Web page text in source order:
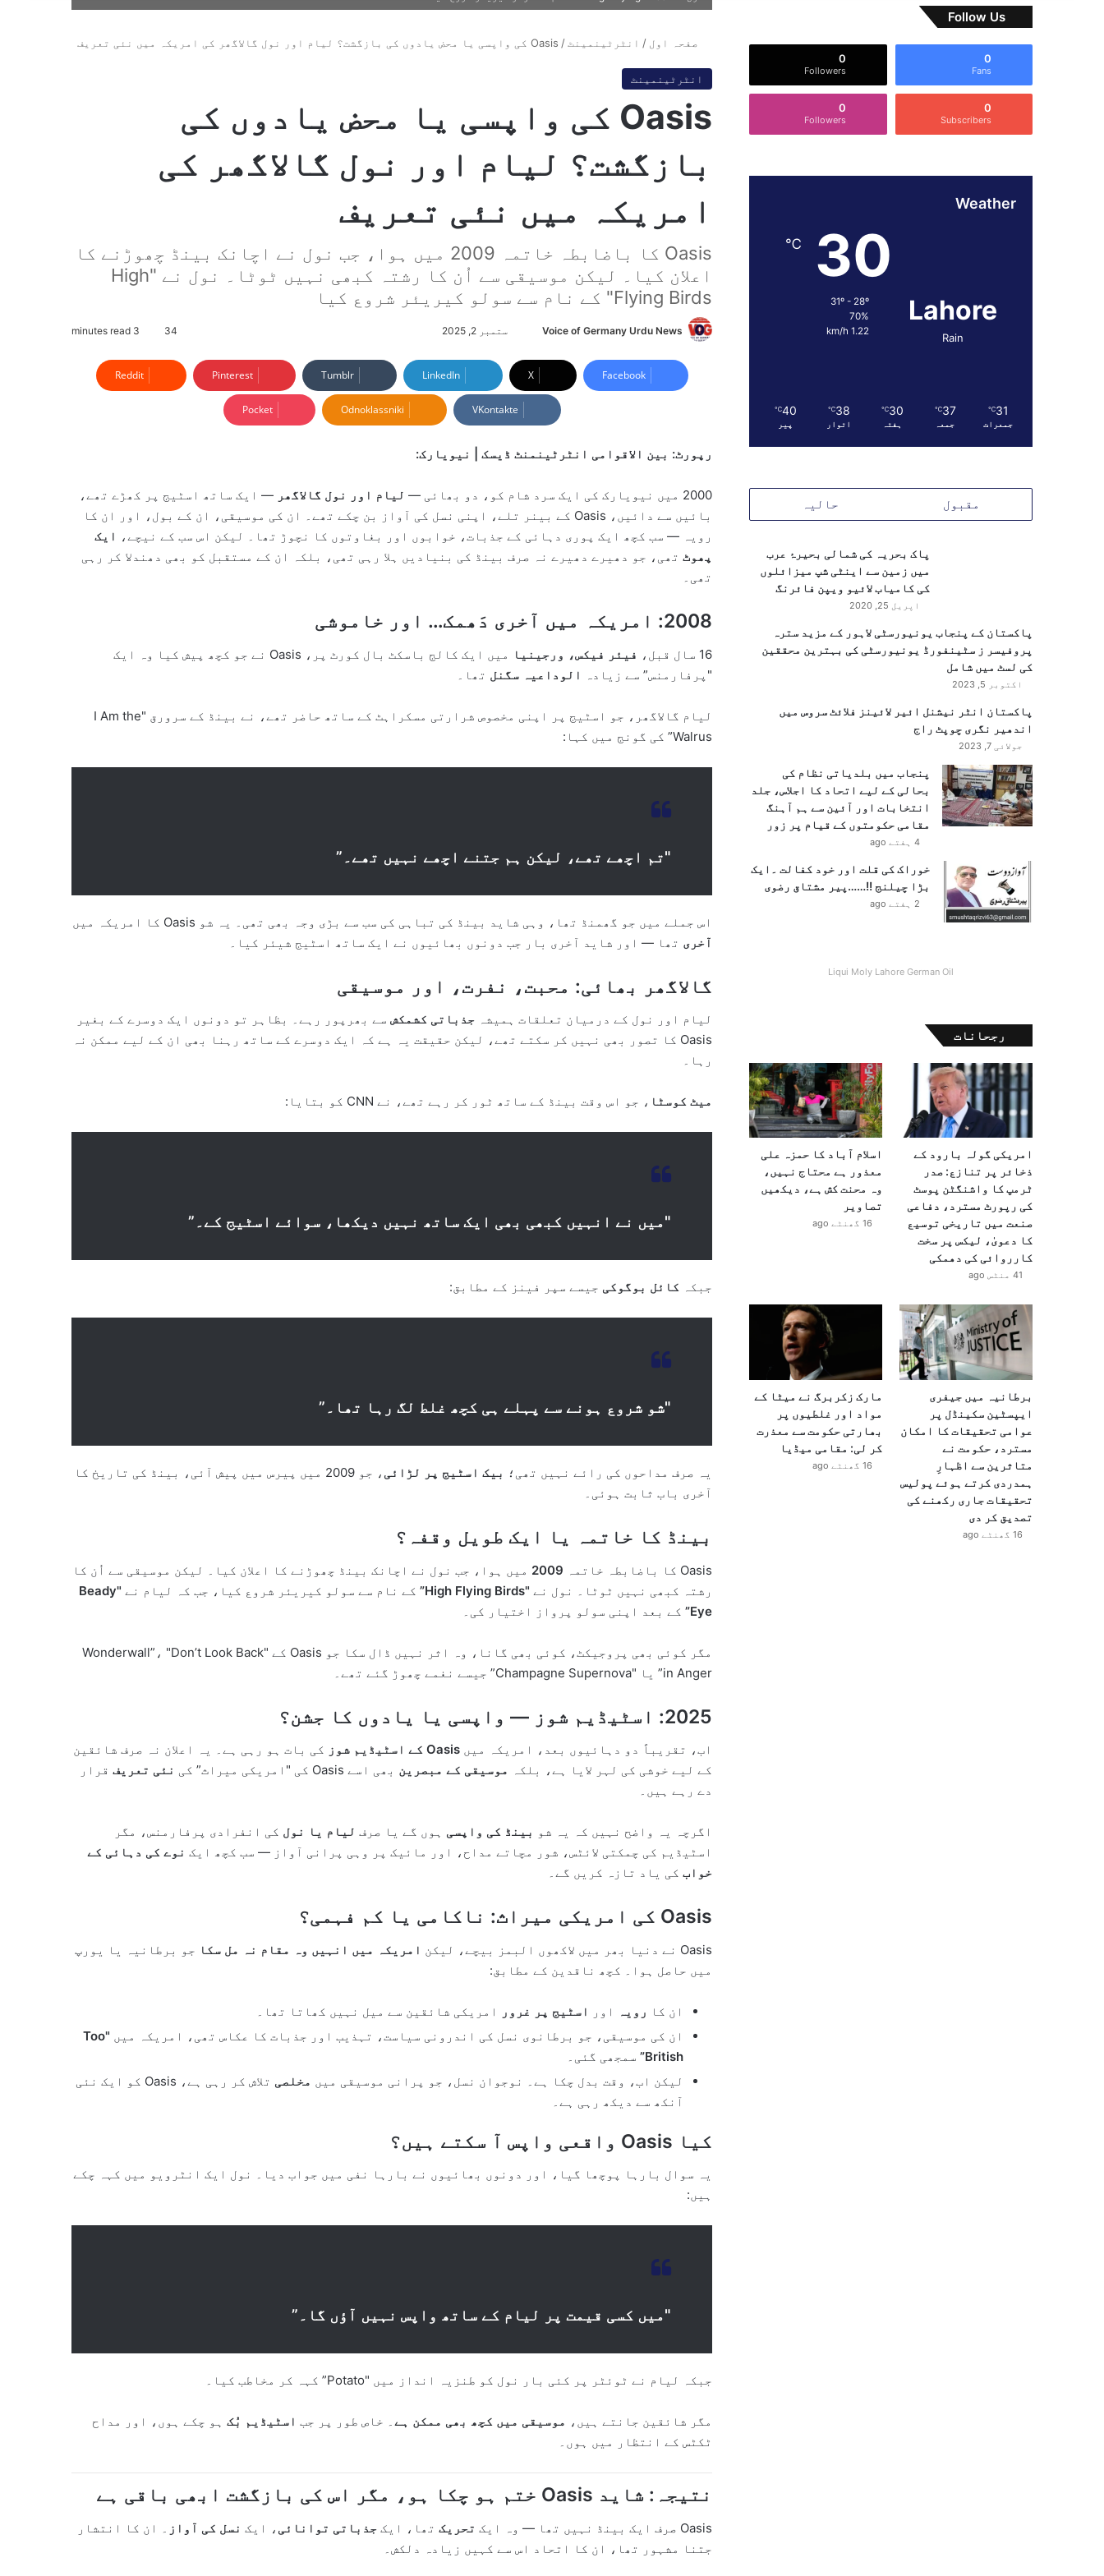
صفحہ اول / انٹرٹینمینٹ/ Oasis کی واپسی یا محض یادوں کی بازگشت؟ لیام اور نول گالاگھر کی امریکہ میں نئی تعریف
انٹرٹینمینٹ
Oasis کی واپسی یا محض یادوں کی
بازگشت؟ لیام اور نول گالاگھر کی
امریکہ میں نئی تعریف
Oasis کا باضابطہ خاتمہ 2009 میں ہوا، جب نول نے اچانک بینڈ چھوڑنے کا
اعلان کیا۔ لیکن موسیقی سے اُن کا رشتہ کبھی نہیں ٹوٹا۔ نول نے "High
Flying Birds" کے نام سے سولو کیریئر شروع کیا
Voice of Germany Urdu News
n
d
n
e
ستمبر 2, 2025 34
Facebook
X
LinkedIn
Tumblr
Pinterest
Reddit
VKontakte
Odnoklassniki
Pocket
رپورٹ: بین الاقوامی انٹرٹینمنٹ ڈیسک | نیویارک:
2000 میں نیویارک کی ایک سرد شام کو، دو بھائی — لیام اور نول گالاگھر — ایک ساتھ اسٹیج پر کھڑے تھے،
بائیں سے دائیں، Oasis کے بینر تلے، اپنی نسل کی آواز بن چکے تھے۔ ان کی موسیقی، ان کے بول، اور ان کا
رویہ — سب کچھ ایک پوری دہائی کے جذبات، خوابوں اور بغاوتوں کا نچوڑ تھا۔ لیکن اس سب کے نیچے، ایک
پھوٹ تھی، جو دھیرے دھیرے نہ صرف بینڈ کی بنیادیں ہلا رہی تھی، بلکہ ان کے مستقبل کو بھی دھندلا کر رہی
تھی۔
2008: امریکہ میں آخری دَھمک… اور خاموشی
16 سال قبل، فیئر فیکس، ورجینیا
میں ایک کالج باسکٹ بال کورٹ پر، Oasis نے جو کچھ پیش کیا وہ ایک
"پرفارمنس” سے زیادہ
الوداعیہ سگنل تھا۔
لیام گالاگھر، جو اسٹیج پر اپنی مخصوص شرارتی مسکراہٹ کے ساتھ حاضر تھے، نے بینڈ کے سرورق "I Am the
Walrus” کی گونج میں کہا:
"تم اچھے تھے، لیکن ہم جتنے اچھے نہیں تھے۔”
اس جملے میں جو گھمنڈ تھا، وہی شاید بینڈ کی تباہی کی سب سے بڑی وجہ بھی تھی۔ یہ شو Oasis کا امریکہ میں
آخری تھا — اور شاید آخری بار جب دونوں بھائیوں نے ایک ساتھ اسٹیج شیئر کیا۔
گالاگھر بھائی: محبت، نفرت، اور موسیقی
لیام اور نول کے درمیان تعلقات ہمیشہ جذباتی کشمکش سے بھرپور رہے۔ بظاہر تو دونوں ایک دوسرے کے بغیر
Oasis کا تصور بھی نہیں کر سکتے تھے، لیکن حقیقت یہ ہے کہ ایک دوسرے کے ساتھ رہنا بھی ان کے لیے ممکن نہ
رہا۔
میٹ کوسٹا ، جو اس وقت بینڈ کے ساتھ ٹور کر رہے تھے، نے CNN کو بتایا:
"میں نے انہیں کبھی بھی ایک ساتھ نہیں دیکھا، سوائے اسٹیج کے۔”
جبکہ کائل بوگوکی جیسے سپر فینز کے مطابق:
"شو شروع ہونے سے پہلے ہی کچھ غلط لگ رہا تھا۔”
یہ صرف مداحوں کی رائے نہیں تھی؛ بیک اسٹیج پر لڑائی
، جو 2009 میں پیرس میں پیش آئی، بینڈ کی تاریخ کا
آخری باب ثابت ہوئی۔
بینڈ کا خاتمہ یا ایک طویل وقفہ؟
Oasis کا باضابطہ خاتمہ 2009 میں ہوا، جب نول نے اچانک بینڈ چھوڑنے کا اعلان کیا۔ لیکن موسیقی سے اُن کا
رشتہ کبھی نہیں ٹوٹا۔ نول نے "High Flying Birds” کے نام سے سولو کیریئر شروع کیا، جب کہ لیام نے
"Beady
Eye”
کے بعد اپنی سولو پرواز اختیار کی۔
مگر کوئی بھی پروجیکٹ، کوئی بھی گانا، وہ اثر نہیں ڈال سکا جو Oasis کے "Wonderwall”، "Don’t Look Back
in Anger” یا "Champagne Supernova” جیسے نغمے چھوڑ گئے تھے۔
2025: اسٹیڈیم شوز — واپسی یا یادوں کا جشن؟
اب، تقریباً دو دہائیوں بعد، امریکہ میں Oasis کے اسٹیڈیم شوز
کی بات ہو رہی ہے۔ یہ اعلان نہ صرف شائقین
کے لیے خوشی کی لہر لایا ہے، بلکہ موسیقی کے مبصرین بھی اسے Oasis کی "امریکی میراث” کی نئی تعریف قرار
دے رہے ہیں۔
اگرچہ یہ واضح نہیں کہ یہ شو بینڈ کی واپسی ہوں گے یا صرف لیام یا نول کی انفرادی پرفارمنس، مگر
اسٹیڈیم کی چمکتی لائٹس، شور مچاتے مداح، اور مائیک پر وہی پرانی آواز — سب کچھ ایک نوے کی دہائی کے
خواب کی یاد تازہ کریں گے۔
Oasis کی امریکی میراث: ناکامی یا کم فہمی؟
Oasis نے دنیا بھر میں لاکھوں البمز بیچے، لیکن امریکہ میں انہیں وہ مقام نہ مل سکا جو برطانیہ یا یورپ
میں حاصل ہوا۔ کچھ ناقدین کے مطابق:
ان کا رویہ اور اسٹیج پر غرور
امریکی شائقین سے میل نہیں کھاتا تھا۔
ان کی موسیقی، جو برطانوی نسل کی اندرونی سیاست، تہذیب اور جذبات کا عکاس تھی، امریکہ میں
"Too
British”
سمجھی گئی۔
لیکن اب، وقت بدل چکا ہے۔ نوجوان نسل، جو پرانی موسیقی میں مخلصی
تلاش کر رہی ہے، Oasis کو ایک نئی
آنکھ سے دیکھ رہی ہے۔
کیا Oasis واقعی واپس آ سکتے ہیں؟
یہ سوال بارہا پوچھا گیا، اور دونوں بھائیوں نے بارہا نفی میں جواب دیا۔ نول ایک انٹرویو میں کہہ چکے
ہیں:
"میں کسی قیمت پر لیام کے ساتھ واپس نہیں آؤں گا۔”
جبکہ لیام نے ٹوئٹر پر کئی بار نول کو طنزیہ انداز میں "Potato” کہہ کر مخاطب کیا۔
مگر شائقین جانتے ہیں، موسیقی میں کچھ بھی ممکن ہے۔ خاص طور پر جب اسٹیڈیم بُک ہو چکے ہوں، اور مداح
ٹکٹس کے انتظار میں ہوں۔
نتیجہ: شاید Oasis ختم ہو چکا ہو، مگر اس کی بازگشت ابھی باقی ہے
Oasis صرف ایک بینڈ نہیں تھا — وہ ایک تحریک تھا، ایک جذباتی توانائی ، ایک نسل کی آواز
۔ ان کا انتشار
جتنا مشہور تھا، ان کا اتحاد اس سے کہیں زیادہ دلکش۔
Follow Us
0
Fans
0
Followers
0
Subscribers
0
Followers
Weather
Lahore
Rain
30
℃
31º - 28º
70%
1.22 km/h
31
℃
جمعرات
37
℃
جمعہ
30
℃
ہفتہ
38
℃
اتوار
40
℃
پیر
مقبول حالیہ
پاک بحریہ کی شمالی بحیرۂ عرب
میں زمین سے اینٹی شپ میزائلوں
کی کامیاب لائیو ویپن فائرنگ
اپریل 25, 2020
پاکستان کے پنجاب یونیورسٹی لاہور کے مزید سترہ
پروفیسر ز سٹینفورڈ یونیورسٹی کی بہترین محققین
کی لسٹ میں شامل
اکتوبر 5, 2023
پاکستان انٹر نیشنل ائیر لائینز فلائٹ سروس میں
اندھیر نگری چوپٹ راج
جولائی 7, 2023
پنجاب میں بلدیاتی نظام کی
بحالی کے لیے اتحاد کا اجلاس، جلد
انتخابات اور آئین سے ہم آہنگ
مقامی حکومتوں کے قیام پر زور
4 ہفتے ago
خوراک کی قلت اور خود کفالت ۔ایک
بڑا چیلنج !!……پیر مشتاق رضوی
2 ہفتے ago
Liqui Moly Lahore German Oil
رجحانات
امریکی گولہ بارود کے
ذخائر پر تنازع: صدر
ٹرمپ کا واشنگٹن پوسٹ
کی رپورٹ مسترد، دفاعی
صنعت میں تاریخی توسیع
کا دعویٰ، لیکس پر سخت
کارروائی کی دھمکی
41 منٹس ago
اسلام آباد کا حمزہ علی
معذور ہے محتاج نہیں،
وہ محنت کش ہے، دیکھیں
تصاویر
16 گھنٹے ago
برطانیہ میں جیفری
ایپسٹین سکینڈل پر
عوامی تحقیقات کا امکان
مسترد، حکومت نے
متاثرین سے اظہارِ
ہمدردی کرتے ہوئے پولیس
تحقیقات جاری رکھنے کی
تصدیق کر دی
16 گھنٹے ago
مارک زکربرگ نے میٹا کے
مواد اور غلطیوں پر
بھارتی حکومت سے معذرت
کر لی: مقامی میڈیا
16 گھنٹے ago